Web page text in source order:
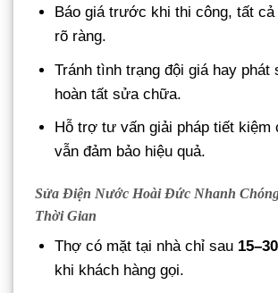
Báo giá trước khi thi công, tất
rõ ràng.
Tránh tình trạng đội giá hay phát
hoàn tất sửa chữa.
Hỗ trợ tư vấn giải pháp tiết kiệm
vẫn đảm bảo hiệu quả.
Sửa Điện Nước Hoài Đức Nhanh
Thời Gian
Thợ có mặt tại nhà chỉ sau
khi khách hàng gọi.